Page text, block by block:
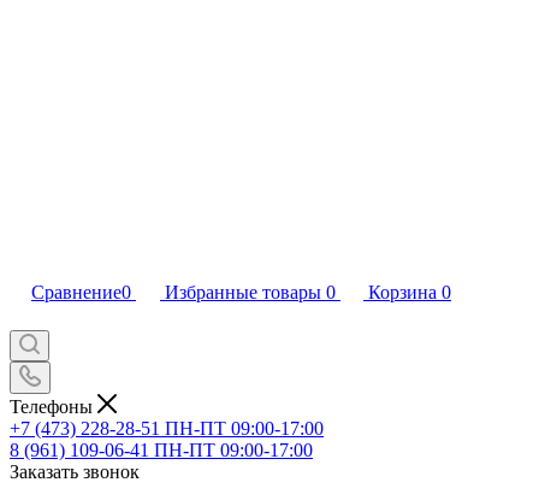
Сравнение0 Избранные товары 0 Корзина 0
Телефоны
+7 (473) 228-28-51 ПН-ПТ 09:00-17:00
8 (961) 109-06-41 ПН-ПТ 09:00-17:00
Заказать звонок